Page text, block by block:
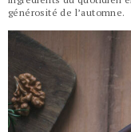
générosité de l’automne.